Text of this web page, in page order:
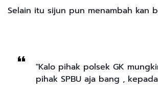
Selain itu sijun pun menambah kan
"Kalo pihak polsek GK
pihak SPBU aja bang ,